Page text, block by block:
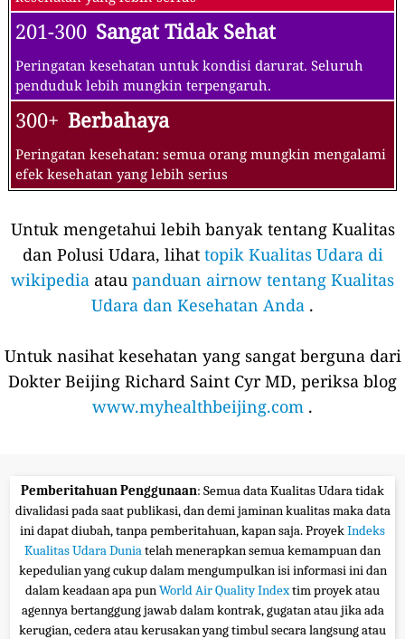
201-300 Sangat Tidak Sehat
Peringatan kesehatan untuk kondisi darurat. Seluruh
penduduk lebih mungkin terpengaruh.
300+ Berbahaya
Peringatan kesehatan: semua orang mungkin mengalami
efek kesehatan yang lebih serius
Untuk mengetahui lebih banyak tentang Kualitas
dan Polusi Udara, lihat topik Kualitas Udara di
wikipedia atau panduan airnow tentang Kualitas
Udara dan Kesehatan Anda .
Untuk nasihat kesehatan yang sangat berguna dari
Dokter Beijing Richard Saint Cyr MD, periksa blog
www.myhealthbeijing.com .
Pemberitahuan Penggunaan: Semua data Kualitas Udara tidak
divalidasi pada saat publikasi, dan demi jaminan kualitas maka data
ini dapat diubah, tanpa pemberitahuan, kapan saja. ProyekIndeks
Kualitas Udara Duniatelah menerapkan semua kemampuan dan
kepedulian yang cukup dalam mengumpulkan isi informasi ini dan
dalam keadaan apa punWorld Air Quality Indextim proyek atau
agennya bertanggung jawab dalam kontrak, gugatan atau jika ada
kerugian, cedera atau kerusakan yang timbul secara langsung atau